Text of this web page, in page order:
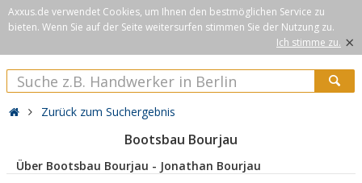
Axxus.de verwendet Cookies, um Ihnen den bestmöglichen Service zu
bieten. Wenn Sie auf der Seite weitersurfen stimmen Sie der Nutzung zu.
Ich stimme zu. ×
Zurück zum Suchergebnis
Bootsbau Bourjau
Über Bootsbau Bourjau - Jonathan Bourjau